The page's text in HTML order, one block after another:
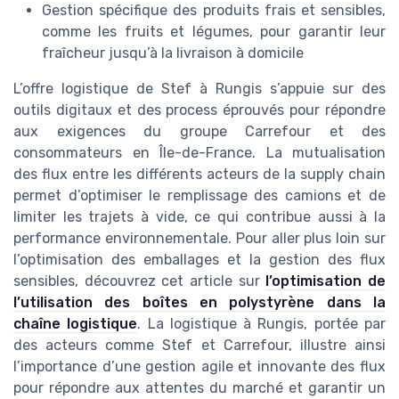
Gestion spécifique des produits frais et sensibles,
comme les fruits et légumes, pour garantir leur
fraîcheur jusqu’à la livraison à domicile
L’offre logistique de Stef à Rungis s’appuie sur des
outils digitaux et des process éprouvés pour répondre
aux exigences du groupe Carrefour et des
consommateurs en Île-de-France. La mutualisation
des flux entre les différents acteurs de la supply chain
permet d’optimiser le remplissage des camions et de
limiter les trajets à vide, ce qui contribue aussi à la
performance environnementale. Pour aller plus loin sur
l’optimisation des emballages et la gestion des flux
sensibles, découvrez cet article sur l’optimisation de
l’utilisation des boîtes en polystyrène dans la
chaîne logistique. La logistique à Rungis, portée par
des acteurs comme Stef et Carrefour, illustre ainsi
l’importance d’une gestion agile et innovante des flux
pour répondre aux attentes du marché et garantir un